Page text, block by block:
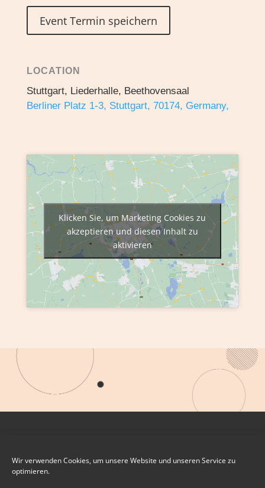
Wir verwenden Cookies, um unsere Website und unseren Service zu
optimieren.
Event Termin speichern
LOCATION
Stuttgart, Liederhalle, Beethovensaal
Berliner Platz 1-3, Stuttgart, 70174, Germany,
Klicken Sie, um Marketing Cookies zu
akzeptieren und diesen Inhalt zu
aktivieren